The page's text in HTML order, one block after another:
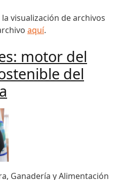
visualización de archivos
aquí.
motor del
del
Ganadería y Alimentación